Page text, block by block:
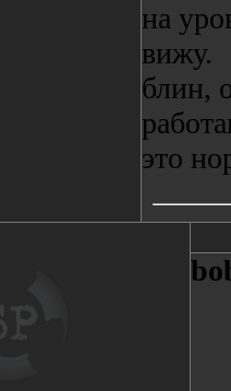
на
вижу.
блин,
это